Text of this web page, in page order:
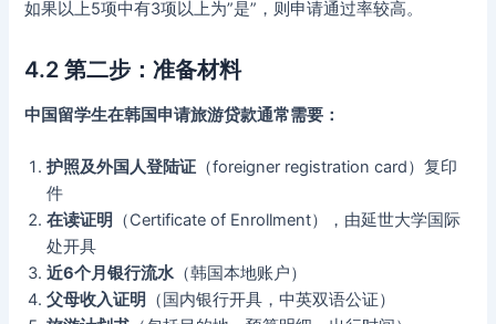
如果以上5项中有3项以上为”是”，则申请通过率较高。
4.2 第二步：准备材料
中国留学生在韩国申请旅游贷款通常需要：
护照及外国人登陆证 （foreigner registration card）复印
件
在读证明
（Certificate of Enrollment），由延世大学国际
处开具
近6个月银行流水 （韩国本地账户）
父母收入证明
（国内银行开具，中英双语公证）